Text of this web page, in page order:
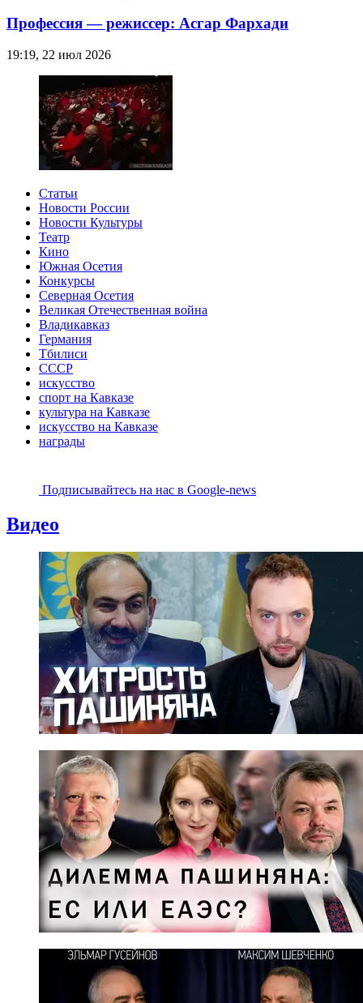
Профессия — режиссер: Асгар Фархади
19:19, 22 июл 2026
Статьи
Новости России
Новости Культуры
Театр
Кино
Южная Осетия
Конкурсы
Северная Осетия
Великая Отечественная война
Владикавказ
Германия
Тбилиси
СССР
искусство
спорт на Кавказе
культура на Кавказе
искусство на Кавказе
награды
Подписывайтесь на наc в Google-news
Видео